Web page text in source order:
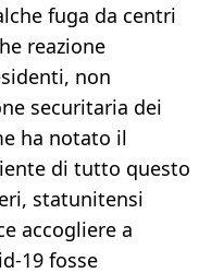
fuga da centri
reazione
non
securitaria dei
ha notato il
di tutto questo
statunitensi
accogliere a
19 fosse